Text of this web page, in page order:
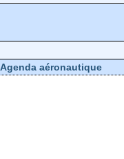
Agenda aéronautique